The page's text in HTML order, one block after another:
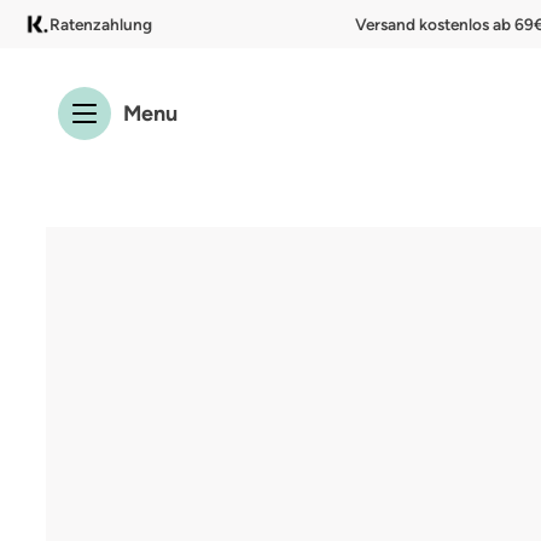
Hauptinhalt springen
Zur Suche springen
Zur Hauptnavigation springen
Ratenzahlung Versand kostenlos ab
Menu